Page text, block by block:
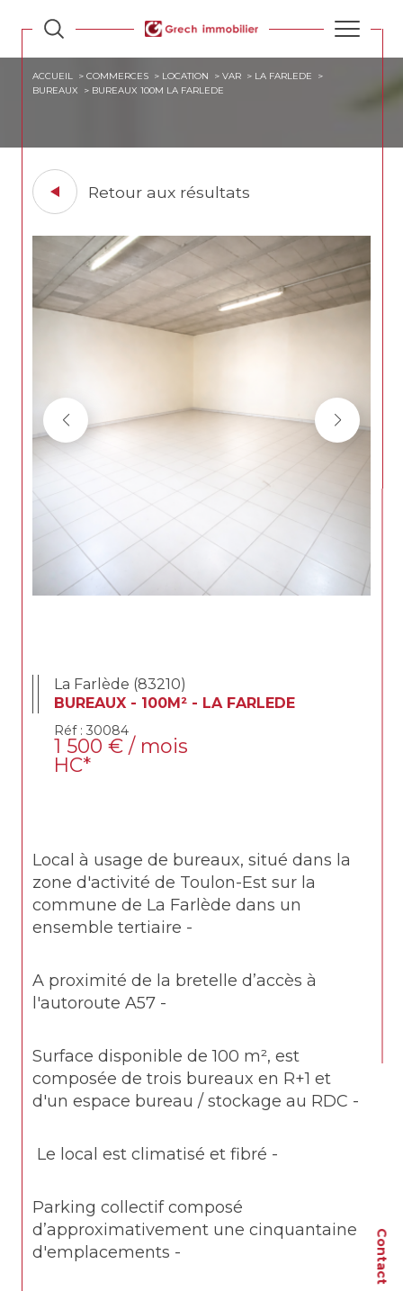
Contact
ACCUEIL COMMERCES LOCATION VAR
LA FARLEDE
BUREAUX
BUREAUX 100M LA FARLEDE
Retour aux résultats
La Farlède (83210)
BUREAUX - 100M² - LA FARLEDE
Réf : 30084
1 500 € / mois
HC*
Local à usage de bureaux, situé dans la
zone d'activité de Toulon-Est sur la
commune de La Farlède dans un
ensemble tertiaire -
A proximité de la bretelle d’accès à
l'autoroute A57 -
Surface disponible de 100 m², est
composée de trois bureaux en R+1 et
d'un espace bureau / stockage au RDC -
Le local est climatisé et fibré -
Parking collectif composé
d’approximativement une cinquantaine
d'emplacements -